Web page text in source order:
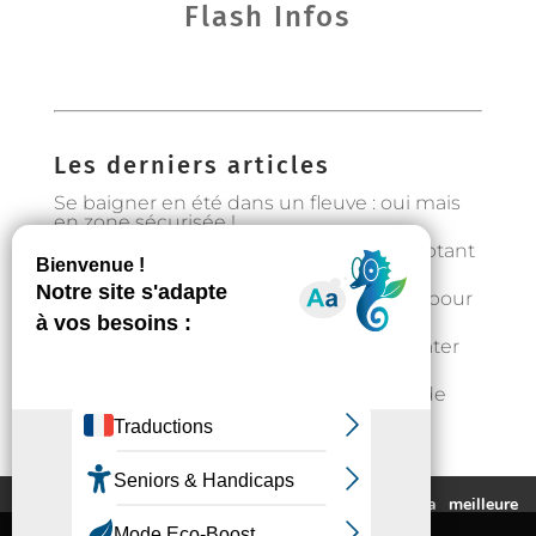
Flash Infos
Les derniers articles
Se baigner en été dans un fleuve : oui mais
en zone sécurisée !
Préservons la forêt en Occitanie en adoptant
les bons gestes
Gestion de l’eau : état d’alerte hydrique pour
les particuliers à partir du 1er août
Fortes chaleurs : rester au frais et s’hydrater
📣Enquête pour étudier l’implantation de
casier distributeurs de produits locaux à
Auzeville : votre avis nous intéresse !
Ce site utilise des cookies pour vous fournir la meilleure
expérience de navigation possible.